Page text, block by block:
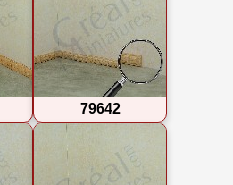
79642